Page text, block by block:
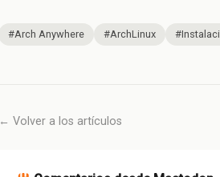
#Arch Anywhere #ArchLinux
← Volver a los artículos